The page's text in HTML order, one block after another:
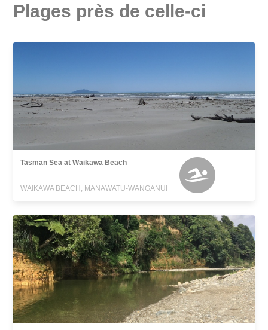
Plages près de celle-ci
Tasman Sea at Waikawa Beach
WAIKAWA BEACH, MANAWATU-WANGANUI